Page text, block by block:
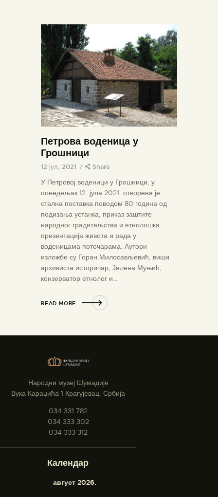
ПОЧЕТНА
О МУЗЕЈУ
СЕКТОРИ
ОБЈЕКТИ
ЗБИРКЕ
ВЕСТИ
ИЗЛОЖБЕ
ДОКУМЕНТА
ВИРТУЕЛНА ТУРА
КОНТАКТ
Петрова воденица у
Грошници
12 јул, 2021 Share
У Петровој воденици у Грошници, у
понедељак 12. јула 2021. отворена је
стална поставка поводом 80 година од
подизања устанка, приказ заштите
народног градитељства и етнолошка
презентација живота и рада у
воденицама поточарама. Аутори
изложбе су Горан Милосављевић, виши
архивиста историчар, Јелена Муњић,
конзерватор етнолог и…
READ MORE
Народни музеј Шумадије
Вука Караџића 1 Крагујевац, Србија
034 331 782
034 333 302
034 333 312
Календар
август 2026.